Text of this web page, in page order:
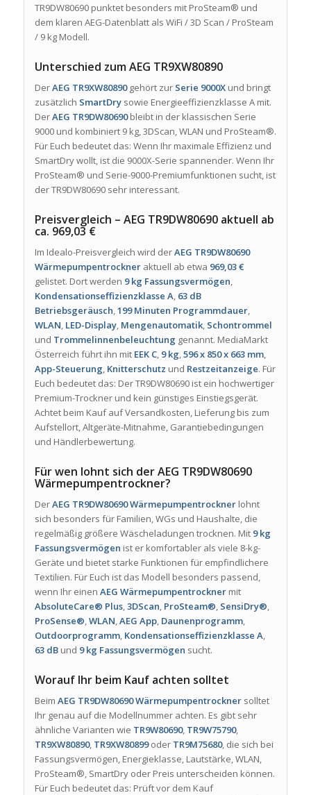
TR9DW80690 punktet besonders mit ProSteam® und
dem klaren AEG-Datenblatt als WiFi / 3D Scan / ProSteam
/ 9 kg Modell.
Unterschied zum AEG TR9XW80890
DerAEG TR9XW80890gehört zur Serie 9000Xund bringt
zusätzlich SmartDrysowie Energieeffizienzklasse A mit.
DerAEG TR9DW80690bleibt in der klassischen Serie
9000 und kombiniert 9 kg, 3DScan, WLAN und ProSteam®.
Für Euch bedeutet das: Wenn Ihr maximale Effizienz und
SmartDry wollt, ist die 9000X-Serie spannender. Wenn Ihr
ProSteam® und Serie-9000-Premiumfunktionen sucht, ist
der TR9DW80690 sehr interessant.
Preisvergleich – AEG TR9DW80690 aktuell ab
ca. 969,03 €
Im Idealo-Preisvergleich wird derAEG TR9DW80690
Wärmepumpentrockneraktuell ab etwa 969,03 €
gelistet. Dort werden 9 kg Fassungsvermögen,
Kondensationseffizienzklasse A, 63 dB
Betriebsgeräusch,199 Minuten Programmdauer,
WLAN, LED-Display, Mengenautomatik, Schontrommel
und Trommelinnenbeleuchtung genannt. MediaMarkt
Österreich führt ihn mit EEK C, 9 kg,596 x 850 x 663 mm,
App-Steuerung, Knitterschutz und Restzeitanzeige. Für
Euch bedeutet das: Der TR9DW80690 ist ein hochwertiger
Premium-Trockner und kein günstiges Einstiegsgerät.
Achtet beim Kauf auf Versandkosten, Lieferung bis zum
Aufstellort, Altgeräte-Mitnahme, Garantiebedingungen
und Händlerbewertung.
Für wen lohnt sich der AEG TR9DW80690
Wärmepumpentrockner?
DerAEG TR9DW80690 Wärmepumpentrocknerlohnt
sich besonders für Familien, WGs und Haushalte, die
regelmäßig größere Wäscheladungen trocknen. Mit 9 kg
Fassungsvermögen ist er komfortabler als viele 8-kg-
Geräte und bietet starke Funktionen für empfindlichere
Textilien. Für Euch ist das Modell besonders passend,
wenn Ihr einen AEG Wärmepumpentrocknermit
AbsoluteCare® Plus,3DScan, ProSteam®, SensiDry®,
ProSense®,WLAN,AEG App, Daunenprogramm,
Outdoorprogramm, Kondensationseffizienzklasse A,
63 dBund 9 kg Fassungsvermögen sucht.
Worauf Ihr beim Kauf achten solltet
Beim AEG TR9DW80690 Wärmepumpentrocknersolltet
Ihr genau auf die Modellnummer achten. Es gibt sehr
ähnliche Varianten wie TR9W80690, TR9W75790,
TR9XW80890, TR9XW80899oder TR9M75680, die sich bei
Fassungsvermögen, Energieklasse, Lautstärke, WLAN,
ProSteam®, SmartDry oder Preis unterscheiden können.
Für Euch bedeutet das: Prüft vor dem Kauf